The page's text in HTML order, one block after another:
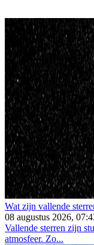
Wat zijn vallende
08 augustus 2026,
Vallende sterren zijn
atmosfeer. Zo...